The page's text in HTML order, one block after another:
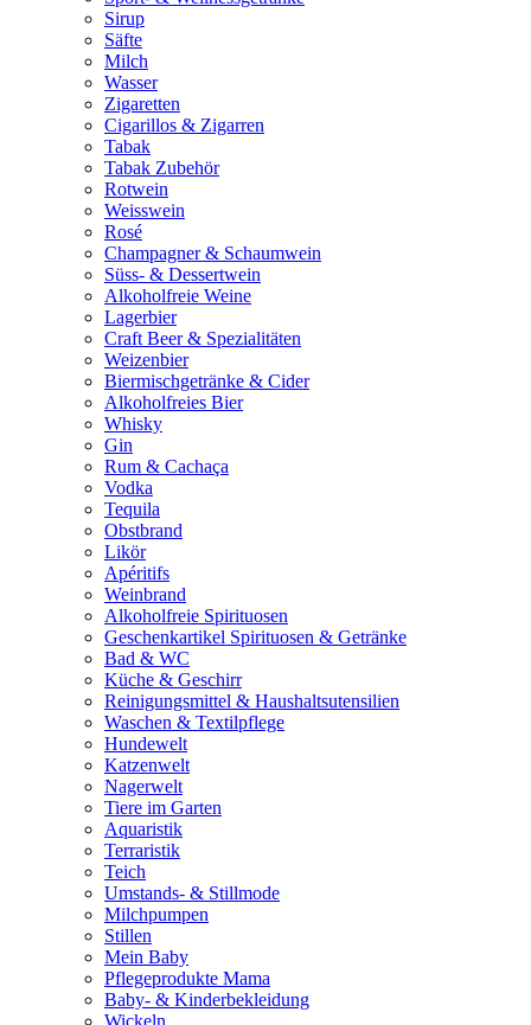
Sirup
Säfte
Milch
Wasser
Zigaretten
Cigarillos & Zigarren
Tabak
Tabak Zubehör
Rotwein
Weisswein
Rosé
Champagner & Schaumwein
Süss- & Dessertwein
Alkoholfreie Weine
Lagerbier
Craft Beer & Spezialitäten
Weizenbier
Biermischgetränke & Cider
Alkoholfreies Bier
Whisky
Gin
Rum & Cachaça
Vodka
Tequila
Obstbrand
Likör
Apéritifs
Weinbrand
Alkoholfreie Spirituosen
Geschenkartikel Spirituosen & Getränke
Bad & WC
Küche & Geschirr
Reinigungsmittel & Haushaltsutensilien
Waschen & Textilpflege
Hundewelt
Katzenwelt
Nagerwelt
Tiere im Garten
Aquaristik
Terraristik
Teich
Umstands- & Stillmode
Milchpumpen
Stillen
Mein Baby
Pflegeprodukte Mama
Baby- & Kinderbekleidung
Wickeln